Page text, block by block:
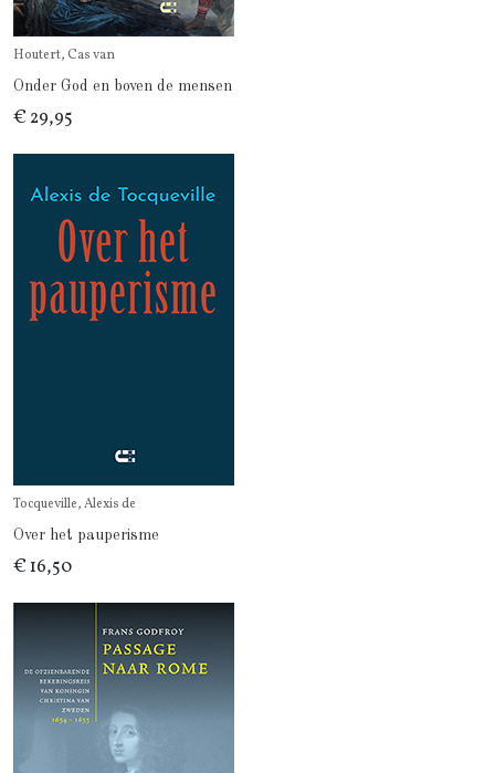
Houtert, Cas van
Onder God en boven de mensen
€ 29,95
Tocqueville, Alexis de
Over het pauperisme
€ 16,50